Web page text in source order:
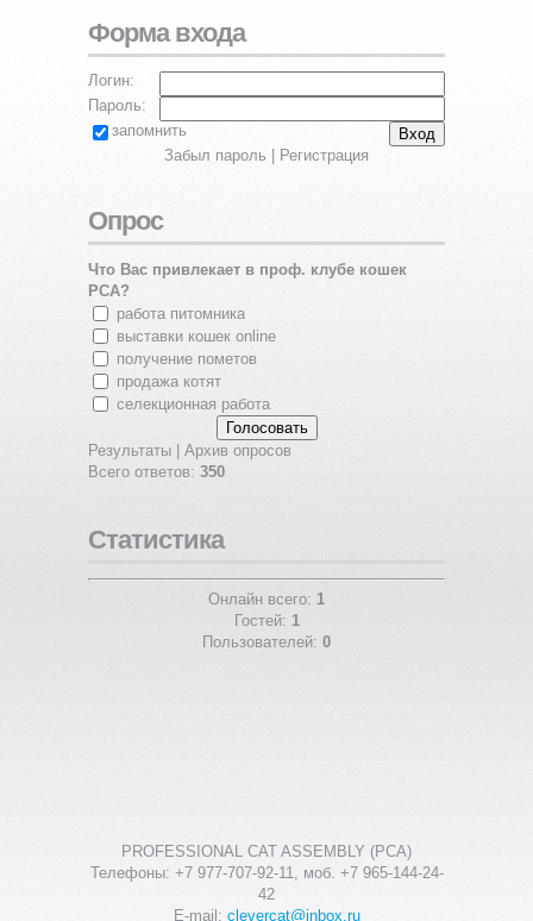
Форма входа
Логин:
Пароль:
запомнить
Забыл пароль
Регистрация
Опрос
Что Вас привлекает в проф. клубе кошек
PCA?
работа питомника
выставки кошек online
получение пометов
продажа котят
селекционная работа
Результаты
Архив опросов
Всего ответов: 350
Статистика
Онлайн всего: 1
Гостей: 1
Пользователей: 0
PROFESSIONAL CAT ASSEMBLY (PCA)
Телефоны: +7 977-707-92-11, моб. +7 965-144-24-
42
E-mail: clevercat@inbox.ru